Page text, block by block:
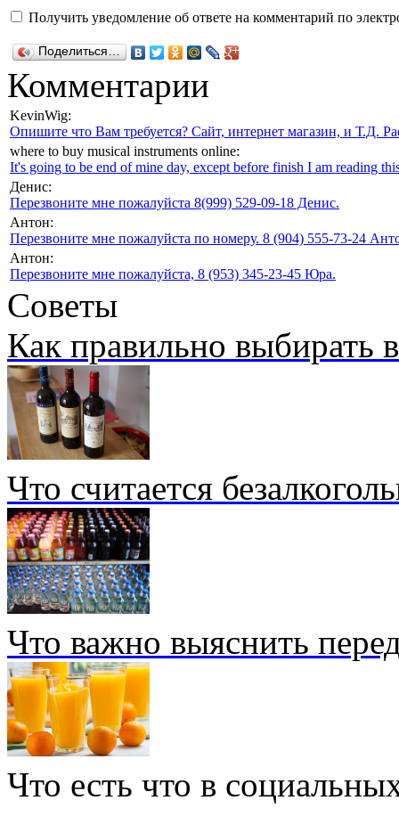
Получить уведомление об ответе на комментарий по
Поделиться…
Комментарии
KevinWig:
Опишите что Вам требуется? Сайт, интернет магазин, и Т.Д.
where to buy musical instruments online:
It's going to be end of mine day, except before finish I am reading
Денис:
Перезвоните мне пожалуйста 8(999) 529-09-18 Денис.
Антон:
Перезвоните мне пожалуйста по номеру. 8 (904) 555-73-24
Антон:
Перезвоните мне пожалуйста, 8 (953) 345-23-45 Юра.
Советы
Как правильно выбирать
Что считается
Что важно выяснить
Что есть что в